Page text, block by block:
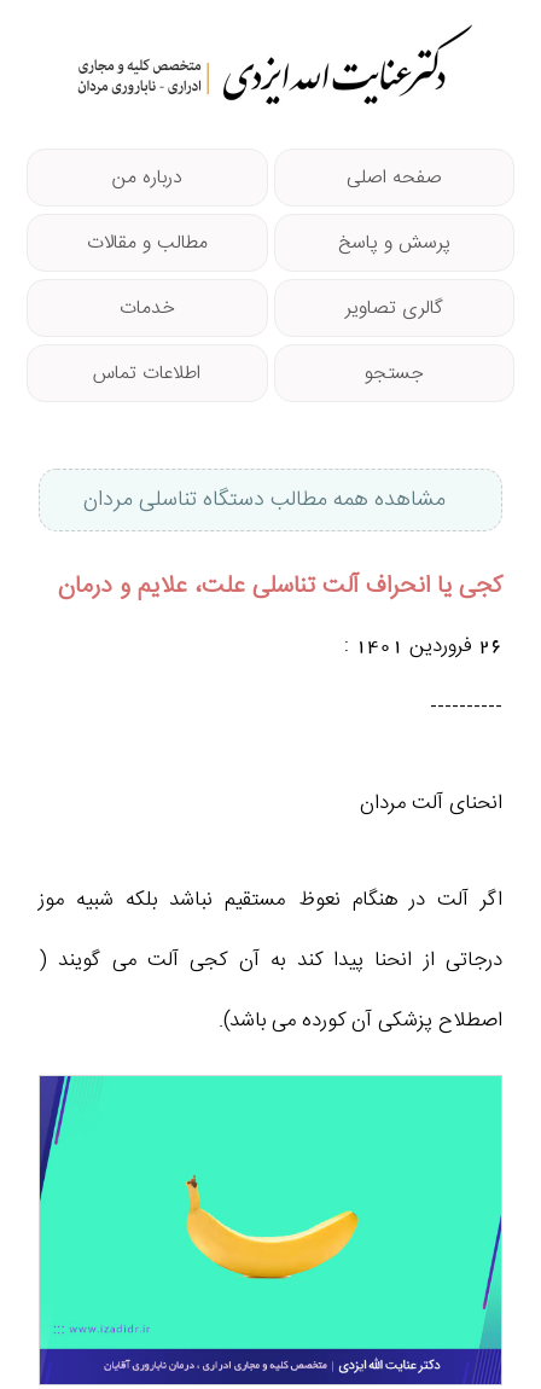
صفحه اصلی درباره من
پرسش و پاسخ مطالب و مقالات
گالری تصاویر خدمات
جستجو اطلاعات تماس
مشاهده همه مطالب دستگاه تناسلی مردان
کجی یا انحراف آلت تناسلی علت، علايم و درمان
26 فروردین 1401 :
----------
انحنای آلت مردان
اگر آلت در هنگام نعوظ مستقیم نباشد بلکه شبیه موز
درجاتی از انحنا پیدا کند به آن کجی آلت می گویند (
اصطلاح پزشکی آن کورده می باشد).